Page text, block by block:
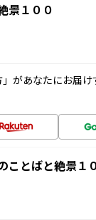
景１００
があなたにお届
ことばと絶景１